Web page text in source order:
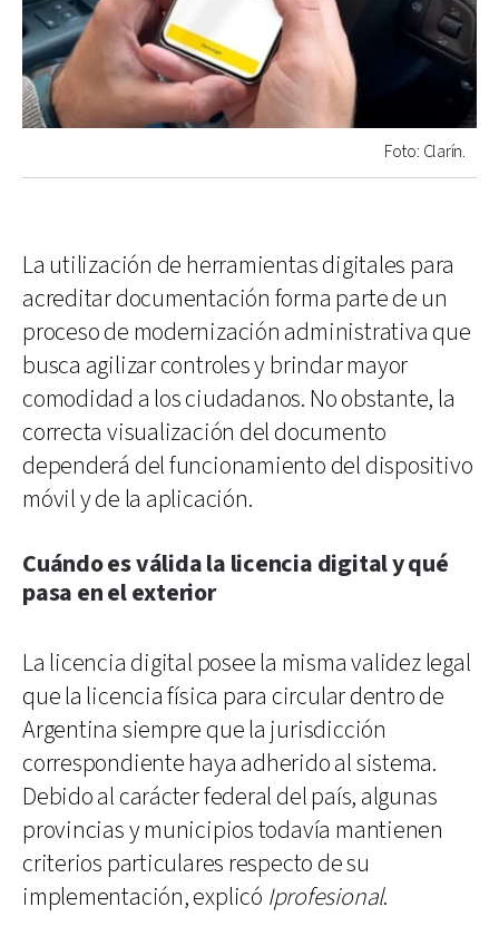
Foto: Clarín.
La utilización de herramientas digitales para
acreditar documentación forma parte de un
proceso de modernización administrativa que
busca agilizar controles y brindar mayor
comodidad a los ciudadanos. No obstante, la
correcta visualización del documento
dependerá del funcionamiento del dispositivo
móvil y de la aplicación.
Cuándo es válida la licencia digital y qué
pasa en el exterior
La licencia digital posee la misma validez legal
que la licencia física para circular dentro de
Argentina siempre que la jurisdicción
correspondiente haya adherido al sistema.
Debido al carácter federal del país, algunas
provincias y municipios todavía mantienen
criterios particulares respecto de su
implementación, explicó Iprofesional.